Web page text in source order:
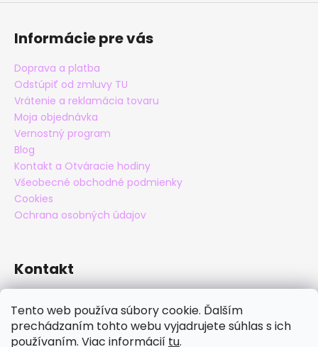
Tento web používa súbory cookie. Ďalším
prechádzaním tohto webu vyjadrujete súhlas s ich
používaním. Viac informácií tu.
Informácie pre vás
Doprava a platba
Odstúpiť od zmluvy TU
Vrátenie a reklamácia tovaru
Moja objednávka
Vernostný program
Blog
Kontakt a Otváracie hodiny
Všeobecné obchodné podmienky
Cookies
Ochrana osobných údajov
Kontakt
+421 905 838 706
maxatko